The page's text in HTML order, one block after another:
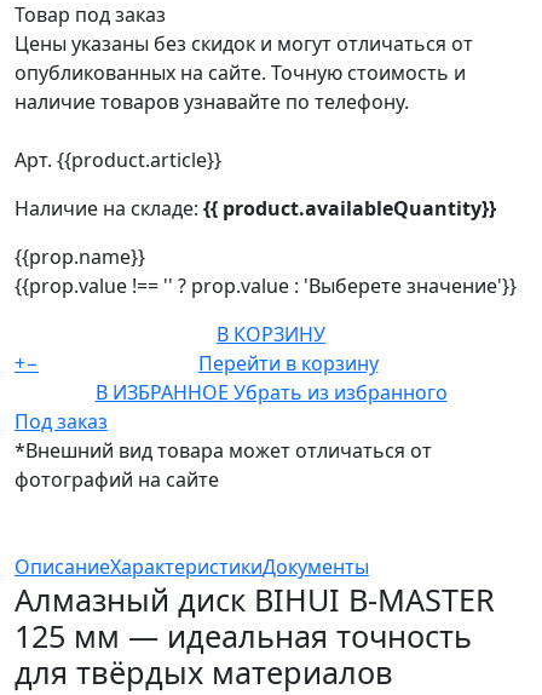
Товар под заказ
Цены указаны без скидок и могут отличаться от
опубликованных на сайте. Точную стоимость и
наличие товаров узнавайте по телефону.
Арт. {{product.article}}
Наличие на складе: {{ product.availableQuantity}}
{{prop.name}}
{{prop.value !== '' ? prop.value : 'Выберете значение'}}
В КОРЗИНУ
+−
Перейти в корзину
В ИЗБРАННОЕ Убрать из избранного
Под заказ
*Внешний вид товара может отличаться от
фотографий на сайте
ОписаниеХарактеристикиДокументы
Алмазный диск BIHUI B-MASTER
125 мм — идеальная точность
для твёрдых материалов